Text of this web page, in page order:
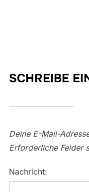
SCHREIBE
Deine E-Mail-
Erforderliche Felder
Nachricht: